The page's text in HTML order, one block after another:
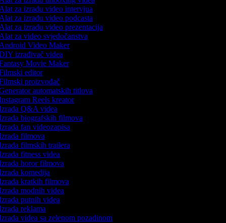
za izradu video intervjua
za izradu video podcasta
za izradu video prezentacija
za video svjedočanstva
Video Maker
izrađivač videa
Movie Maker
editor
proizvođač
automatskih titlova
Reels kreator
Q&A videa
biografskih filmova
fan videozapisa
filmova
filmskih trailera
fitness videa
horor filmova
komedija
kratkih filmova
modnih videa
putnih videa
reklama
videa sa zelenom pozadinom